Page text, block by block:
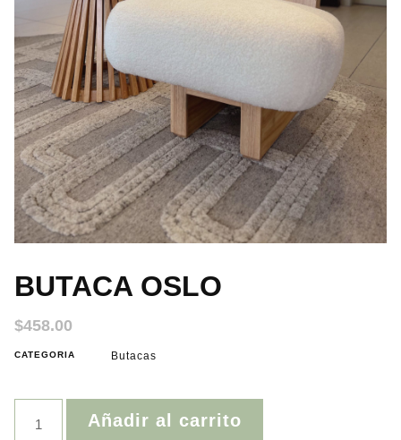
BUTACA OSLO
$458.00
CATEGORIA Butacas
Añadir al carrito